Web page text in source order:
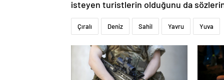
isteyen turistlerin olduğunu da
Çıralı Deniz Sahil Yavru Yuva